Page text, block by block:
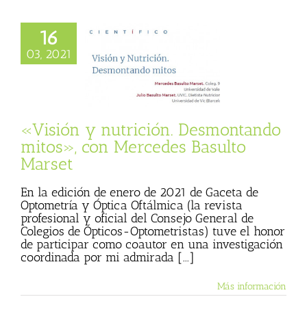
16
03, 2021
y nutrición.
mitos», con
«Visión y nutrición. Desmontando
mitos», con Mercedes Basulto
Marset
En la edición de enero de 2021 de Gaceta de
Optometría y Óptica Oftálmica (la revista
profesional y oficial del Consejo General de
Colegios de Ópticos-Optometristas) tuve el honor
de participar como coautor en una investigación
coordinada por mi admirada [...]
Más información